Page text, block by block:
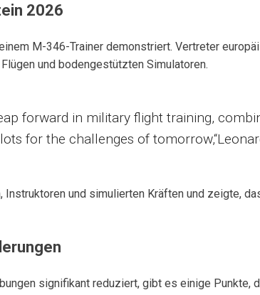
2026
M-346-Trainer demonstriert. Vertreter
und bodengestützten Simulatoren.
forward in military flight training,
for the challenges of
und simulierten Kräften und zeigte,
signifikant reduziert, gibt es einige Punkte,